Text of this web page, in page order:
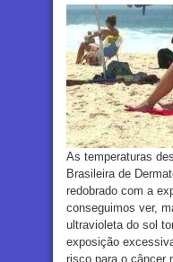
As temperaturas
Brasileira de
redobrado com a
conseguimos ver,
ultravioleta do sol
exposição
risco para o câncer